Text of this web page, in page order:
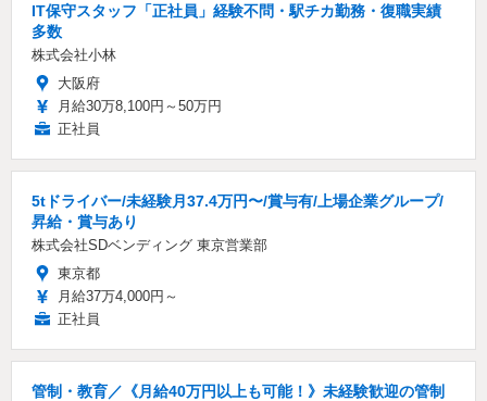
IT保守スタッフ「正社員」経験不問・駅チカ勤務・復職実績
多数
株式会社小林
大阪府
月給30万8,100円～50万円
正社員
5tドライバー/未経験月37.4万円〜/賞与有/上場企業グループ/
昇給・賞与あり
株式会社SDベンディング 東京営業部
東京都
月給37万4,000円～
正社員
管制・教育／《月給40万円以上も可能！》未経験歓迎の管制